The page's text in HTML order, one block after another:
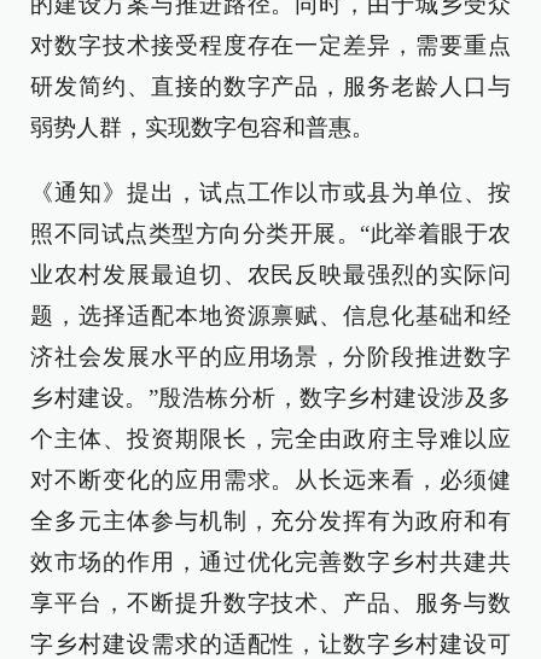
对数字技术接受程度存在一定差异，需要重点
研发简约、直接的数字产品，服务老龄人口与
弱势人群，实现数字包容和普惠。
《通知》提出，试点工作以市或县为单位、按
照不同试点类型方向分类开展。“此举着眼于农
业农村发展最迫切、农民反映最强烈的实际问
题，选择适配本地资源禀赋、信息化基础和经
济社会发展水平的应用场景，分阶段推进数字
乡村建设。”殷浩栋分析，数字乡村建设涉及多
个主体、投资期限长，完全由政府主导难以应
对不断变化的应用需求。从长远来看，必须健
全多元主体参与机制，充分发挥有为政府和有
效市场的作用，通过优化完善数字乡村共建共
享平台，不断提升数字技术、产品、服务与数
字乡村建设需求的适配性，让数字乡村建设可